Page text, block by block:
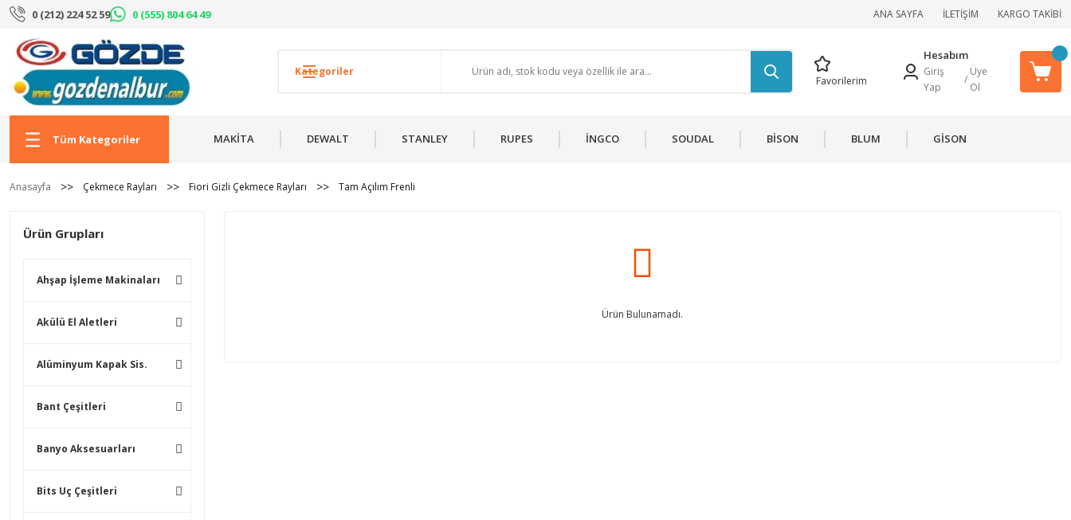
0 (212) 224 52 59 0 (555) 804 64 49 ANA SAYFA İLETİŞİM KARGO TAKİBİ
Favorilerim
Hesabım
Giriş
Yap
/
Üye
Ol
Tüm Kategoriler MAKİTA DEWALT STANLEY RUPES İNGCO SOUDAL BİSON BLUM GİSON
Anasayfa Çekmece Rayları Fiori Gizli Çekmece Rayları Tam Açılım Frenli
Ürün Grupları
Ahşap İşleme Makinaları
Akülü El Aletleri
Alüminyum Kapak Sis.
Bant Çeşitleri
Banyo Aksesuarları
Bits Uç Çeşitleri
Ürün Bulunamadı.